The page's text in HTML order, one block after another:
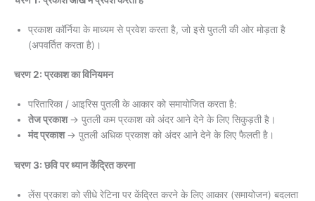
प्रकाश कॉर्निया के माध्यम से प्रवेश करता है, जो इसे पुतली की ओर मोड़ता है
(अपवर्तित करता है)।
चरण 2: प्रकाश का विनियमन
परितारिका / आइरिस पुतली के आकार को समायोजित करता है:
तेज प्रकाश→ पुतली कम प्रकाश को अंदर आने देने के लिए सिकुड़ती है।
मंद प्रकाश→ पुतली अधिक प्रकाश को अंदर आने देने के लिए फैलती है।
चरण 3: छवि पर ध्यान केंद्रित करना
लेंस प्रकाश को सीधे रेटिना पर केंद्रित करने के लिए आकार (समायोजन) बदलता